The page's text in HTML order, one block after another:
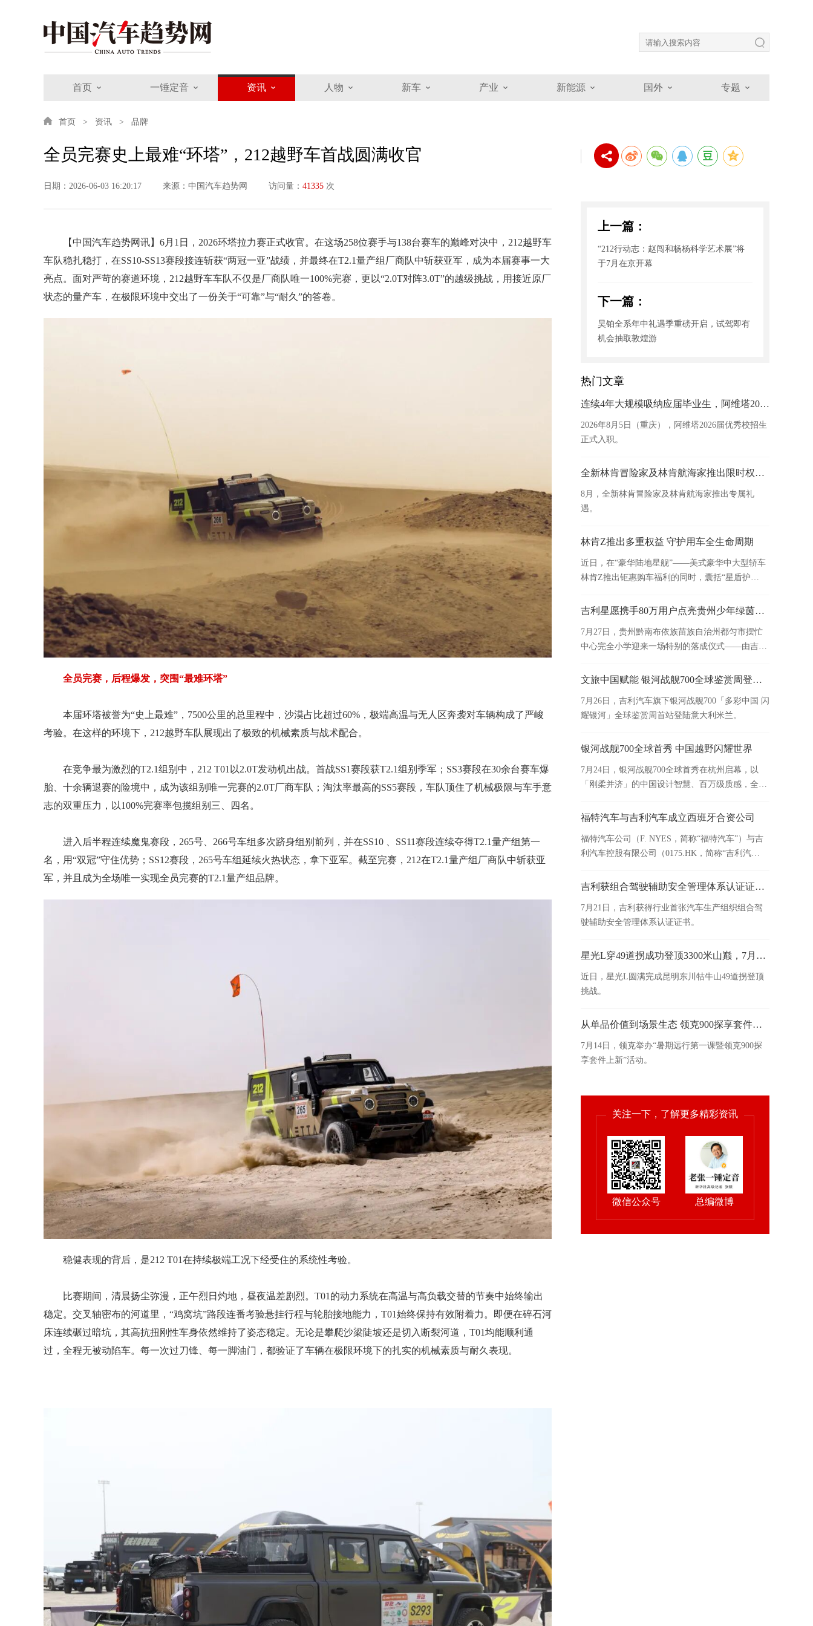
首页 一锤定音 资讯 人物 新车 产业 新能源 国外 专题
首页 资讯 品牌
全员完赛史上最难“环塔”，212越野车首战圆满收官
日期：2026-06-03 16:20:17 来源：中国汽车趋势网 访问量： 41335 次
【中国汽车趋势网讯】6月1日，2026环塔拉力赛正式收官。在这场258位赛手与138台赛车的巅峰对决中，212越野车
车队稳扎稳打，在SS10-SS13赛段接连斩获“两冠一亚”战绩，并最终在T2.1量产组厂商队中斩获亚军，成为本届赛事一大
亮点。面对严苛的赛道环境，212越野车车队不仅是厂商队唯一100%完赛，更以“2.0T对阵3.0T”的越级挑战，用接近原厂
状态的量产车，在极限环境中交出了一份关于“可靠”与“耐久”的答卷。
全员完赛，后程爆发，突围“最难环塔”
本届环塔被誉为“史上最难”，7500公里的总里程中，沙漠占比超过60%，极端高温与无人区奔袭对车辆构成了严峻
考验。在这样的环境下，212越野车队展现出了极致的机械素质与战术配合。
在竞争最为激烈的T2.1组别中，212 T01以2.0T发动机出战。首战SS1赛段获T2.1组别季军；SS3赛段在30余台赛车爆
胎、十余辆退赛的险境中，成为该组别唯一完赛的2.0T厂商车队；淘汰率最高的SS5赛段，车队顶住了机械极限与车手意
志的双重压力，以100%完赛率包揽组别三、四名。
进入后半程连续魔鬼赛段，265号、266号车组多次跻身组别前列，并在SS10 、SS11赛段连续夺得T2.1量产组第一
名，用“双冠”守住优势；SS12赛段，265号车组延续火热状态，拿下亚军。截至完赛，212在T2.1量产组厂商队中斩获亚
军，并且成为全场唯一实现全员完赛的T2.1量产组品牌。
稳健表现的背后，是212 T01在持续极端工况下经受住的系统性考验。
比赛期间，清晨扬尘弥漫，正午烈日灼地，昼夜温差剧烈。T01的动力系统在高温与高负载交替的节奏中始终输出
稳定。交叉轴密布的河道里，“鸡窝坑”路段连番考验悬挂行程与轮胎接地能力，T01始终保持有效附着力。即便在碎石河
床连续碾过暗坑，其高抗扭刚性车身依然维持了姿态稳定。无论是攀爬沙梁陡坡还是切入断裂河道，T01均能顺利通
过，全程无被动陷车。每一次过刀锋、每一脚油门，都验证了车辆在极限环境下的扎实的机械素质与耐久表现。
上一篇：
“212行动志：赵闯和杨杨科学艺术展”将
于7月在京开幕
下一篇：
昊铂全系年中礼遇季重磅开启，试驾即有
机会抽取敦煌游
热门文章
连续4年大规模吸纳应届毕业生，阿维塔2026届校招生正式入职
2026年8月5日（重庆），阿维塔2026届优秀校招生
正式入职。
全新林肯冒险家及林肯航海家推出限时权益 厚礼开启豪华臻享
8月，全新林肯冒险家及林肯航海家推出专属礼
遇。
林肯Z推出多重权益 守护用车全生命周期
近日，在“豪华陆地星舰”——美式豪华中大型轿车
林肯Z推出钜惠购车福利的同时，囊括“星盾护
与升级服务也已同步上线。
吉利星愿携手80万用户点亮贵州少年绿茵梦！“我们的星愿”第二季圆满收官
7月27日，贵州黔南布依族苗族自治州都匀市摆忙
中心完全小学迎来一场特别的落成仪式——由吉利
的星愿”圆梦计划第二季圆满收官。
文旅中国赋能 银河战舰700全球鉴赏周登陆米兰
7月26日，吉利汽车旗下银河战舰700「多彩中国 闪
耀银河」全球鉴赏周首站登陆意大利米兰。
银河战舰700全球首秀 中国越野闪耀世界
7月24日，银河战舰700全球首秀在杭州启幕，以
「刚柔并济」的中国设计智慧、百万级质感，全面
度闪耀世界。
福特汽车与吉利汽车成立西班牙合资公司
福特汽车公司（F. NYES，简称“福特汽车”）与吉
利汽车控股有限公司（0175.HK，简称“吉利汽
立合资公司。
吉利获组合驾驶辅助安全管理体系认证证书，辅助驾驶安全保障能力获国家级权威机构认可
7月21日，吉利获得行业首张汽车生产组织组合驾
驶辅助安全管理体系认证证书。
星光L穿49道拐成功登顶3300米山巅，7月16日晚8点正式上市
近日，星光L圆满完成昆明东川牯牛山49道拐登顶
挑战。
从单品价值到场景生态 领克900探享套件正式发布
7月14日，领克举办“暑期远行第一课暨领克900探
享套件上新”活动。
关注一下，了解更多精彩资讯
微信公众号 总编微博